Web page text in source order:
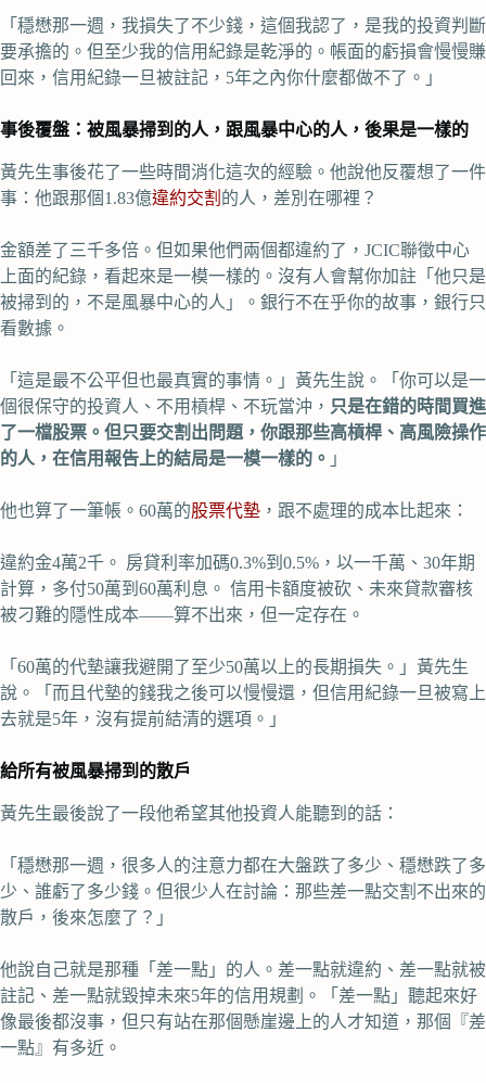
「穩懋那一週，我損失了不少錢，這個我認了，是我的投資判斷
要承擔的。但至少我的信用紀錄是乾淨的。帳面的虧損會慢慢賺
回來，信用紀錄一旦被註記，5年之內你什麼都做不了。」
事後覆盤：被風暴掃到的人，跟風暴中心的人，後果是一樣的
黃先生事後花了一些時間消化這次的經驗。他說他反覆想了一件
事：他跟那個1.83億違約交割 的人，差別在哪裡？
金額差了三千多倍。但如果他們兩個都違約了，JCIC聯徵中心
上面的紀錄，看起來是一模一樣的。沒有人會幫你加註「他只是
被掃到的，不是風暴中心的人」。銀行不在乎你的故事，銀行只
看數據。
「這是最不公平但也最真實的事情。」黃先生說。「你可以是一
個很保守的投資人、不用槓桿、不玩當沖， 只是在錯的時間買進
了一檔股票。但只要交割出問題，你跟那些高槓桿、高風險操作
的人，在信用報告上的結局是一模一樣的。 」
他也算了一筆帳。60萬的股票代墊 ，跟不處理的成本比起來：
違約金4萬2千。 房貸利率加碼0.3%到0.5%，以一千萬、30年期
計算，多付50萬到60萬利息。 信用卡額度被砍、未來貸款審核
被刁難的隱性成本——算不出來，但一定存在。
「60萬的代墊讓我避開了至少50萬以上的長期損失。」黃先生
說。「而且代墊的錢我之後可以慢慢還，但信用紀錄一旦被寫上
去就是5年，沒有提前結清的選項。」
給所有被風暴掃到的散戶
黃先生最後說了一段他希望其他投資人能聽到的話：
「穩懋那一週，很多人的注意力都在大盤跌了多少、穩懋跌了多
少、誰虧了多少錢。但很少人在討論：那些差一點交割不出來的
散戶，後來怎麼了？」
他說自己就是那種「差一點」的人。差一點就違約、差一點就被
註記、差一點就毀掉未來5年的信用規劃。「差一點」聽起來好
像最後都沒事，但只有站在那個懸崖邊上的人才知道，那個『差
一點』有多近。